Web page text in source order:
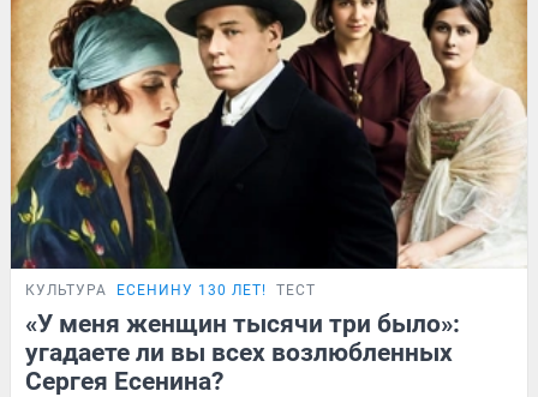
КУЛЬТУРА ЕСЕНИНУ 130 ЛЕТ! ТЕСТ
«У меня женщин тысячи три было»:
угадаете ли вы всех возлюбленных
Сергея Есенина?